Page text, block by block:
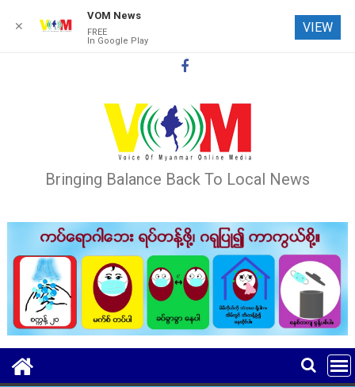
Bringing Balance Back To Local News
✕
VOM News
FREE
In Google Play
VIEW